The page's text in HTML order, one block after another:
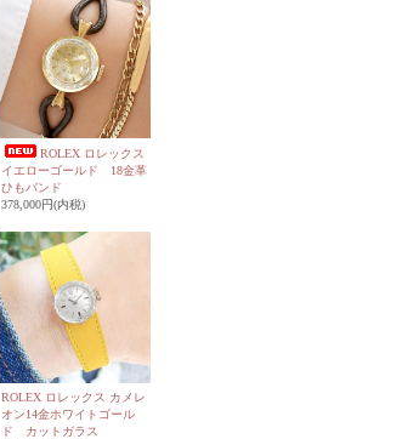
ROLEX ロレックス
イエローゴールド 18金革
ひもバンド
378,000円(内税)
ROLEX ロレックス カメレ
オン14金ホワイトゴール
ド カットガラス